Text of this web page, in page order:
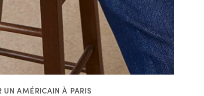
UN AMÉRICAIN À PARIS